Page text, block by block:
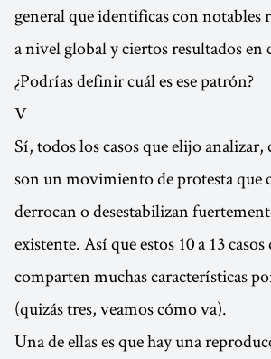
general que identificas con notables
a nivel global y ciertos resultados
¿Podrías definir cuál es ese patrón?
V
Sí, todos los casos que elijo
son un movimiento de protesta que
derrocan o desestabilizan
existente. Así que estos 10 a 13
comparten muchas características
(quizás tres, veamos cómo va).
Una de ellas es que hay una